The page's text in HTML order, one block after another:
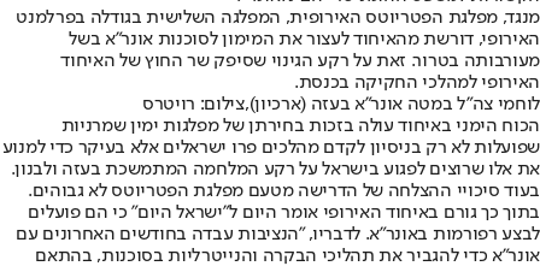
מנגד, מפלגת הפטריוטס האירופית, המפלגה השלישית בגודלה בפרלמנט
האירופי, דורשת מהאיחוד לעצור את המימון לסוכנות אונר״א בשל
מעורבותה בטרור. זאת על רקע הגינוי שסיפק שר החוץ של האיחוד
האירופי למהלכי החקיקה בכנסת.
לוחמי צה"ל במטה אונר"א בעזה (ארכיון),צילום: רויטרס
הכוח הימני באיחוד עולה בזכות בחירתן של מפלגות ימין שמרניות
שפועלות לא רק בניסיון לקדם מהלכים פרו ישראלים אלא בעיקר כדי למנוע
את אלו שרוצים לפגוע בישראל על רקע המלחמה המתמשכת בעזה ולבנון.
בעוד סיכויי ההצלחה של הדרישה מטעם מפלגת הפטריוטס לא גבוהים.
בתוך כך גורם באיחוד האירופי אומר היום ל"ישראל היום" כי הם פועלים
לבצע רפורמות באונר"א. לדבריו, "הנציבות עבדה בחודשים האחרונים עם
אונר"א כדי להגביר את תהליכי הבקרה והנייטרליות בסוכנות, בהתאם